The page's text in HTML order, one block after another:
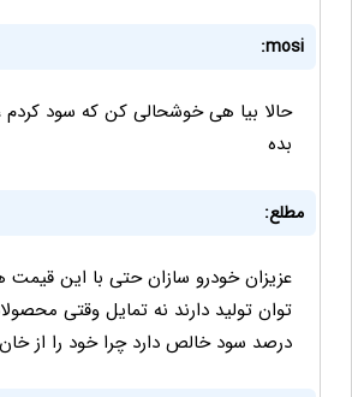
mosi:
حالا بیا هی خوشحالی کن که سود کردم
بده
مطلع:
عزیزان خودرو سازان حتی با این
درصد سود خالص دارد چرا خود را از